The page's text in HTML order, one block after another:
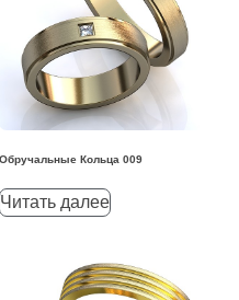
Обручальные Кольца 009
Читать далее